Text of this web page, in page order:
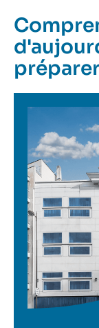
Image